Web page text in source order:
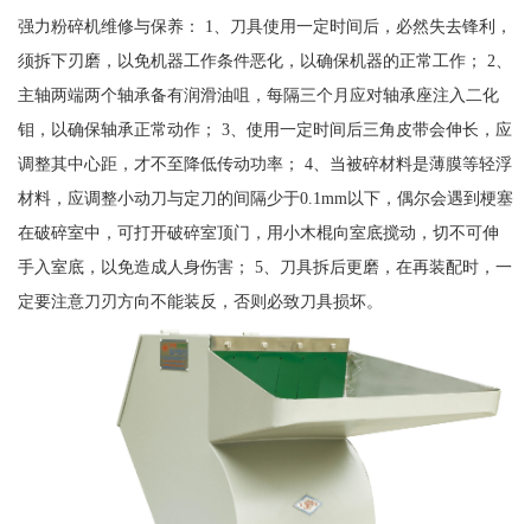
强力粉碎机维修与保养： 1、刀具使用一定时间后，必然失去锋利，
须拆下刃磨，以免机器工作条件恶化，以确保机器的正常工作； 2、
主轴两端两个轴承备有润滑油咀，每隔三个月应对轴承座注入二化
钼，以确保轴承正常动作； 3、使用一定时间后三角皮带会伸长，应
调整其中心距，才不至降低传动功率； 4、当被碎材料是薄膜等轻浮
材料，应调整小动刀与定刀的间隔少于0.1mm以下，偶尔会遇到梗塞
在破碎室中，可打开破碎室顶门，用小木棍向室底搅动，切不可伸
手入室底，以免造成人身伤害； 5、刀具拆后更磨，在再装配时，一
定要注意刀刃方向不能装反，否则必致刀具损坏。